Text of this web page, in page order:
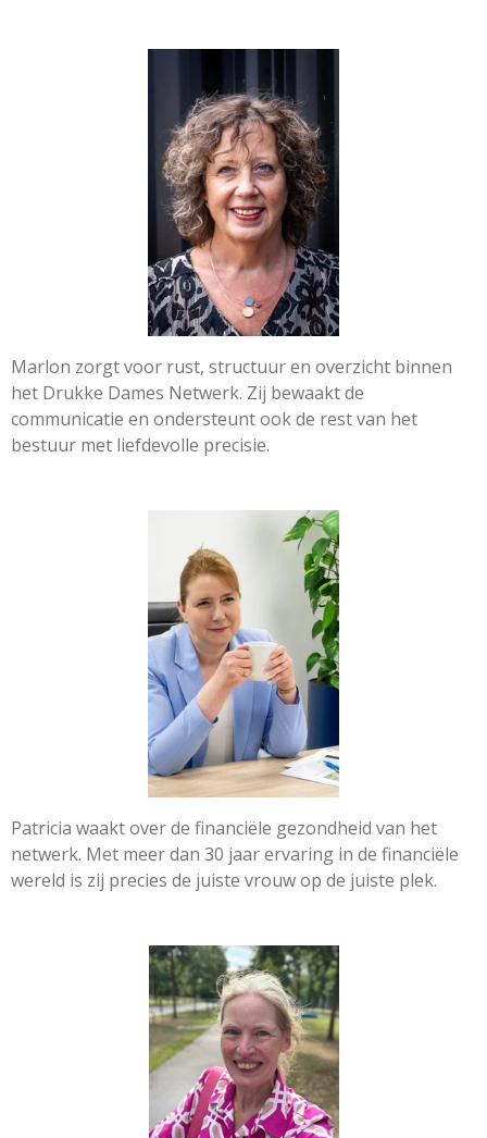
Marlon zorgt voor rust, structuur en overzicht binnen
het Drukke Dames Netwerk. Zij bewaakt de
communicatie en ondersteunt ook de rest van het
bestuur met liefdevolle precisie.
Patricia waakt over de financiële gezondheid van het
netwerk. Met meer dan 30 jaar ervaring in de financiële
wereld is zij precies de juiste vrouw op de juiste plek.